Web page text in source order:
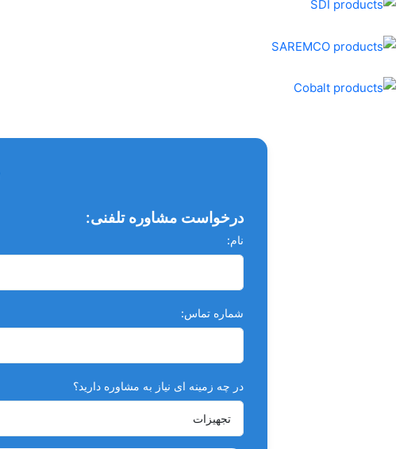
درخواست مشاوره تلفنی:
نام:
شماره تماس:
در چه زمینه ای نیاز به مشاوره دارید؟